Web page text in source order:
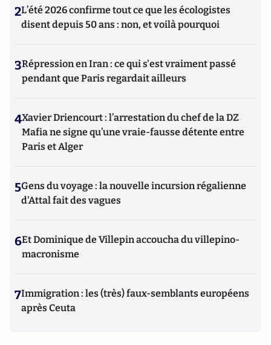
2L’été 2026 confirme tout ce que les écologistes
disent depuis 50 ans : non, et voilà pourquoi
3Répression en Iran : ce qui s'est vraiment passé
pendant que Paris regardait ailleurs
4Xavier Driencourt : l’arrestation du chef de la DZ
Mafia ne signe qu’une vraie-fausse détente entre
Paris et Alger
5Gens du voyage : la nouvelle incursion régalienne
d'Attal fait des vagues
6Et Dominique de Villepin accoucha du villepino-
macronisme
7Immigration : les (très) faux-semblants européens
après Ceuta